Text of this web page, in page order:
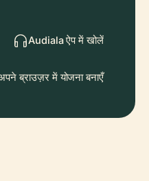
Audiala ऐप में खोलें
ब्राउज़र में योजना बनाएँ